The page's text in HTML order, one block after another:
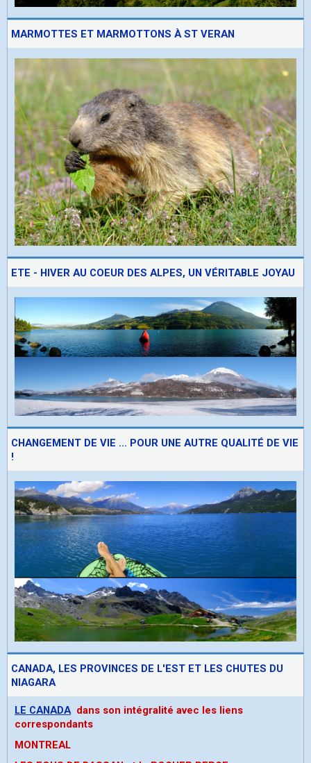
MARMOTTES ET MARMOTTONS À ST VERAN
ETE - HIVER AU COEUR DES ALPES, UN VÉRITABLE JOYAU
CHANGEMENT DE VIE ... POUR UNE AUTRE QUALITÉ DE VIE
!
CANADA, LES PROVINCES DE L'EST ET LES CHUTES DU
NIAGARA
LE CANADA dans son intégralité avec les liens
correspondants
MONTREAL